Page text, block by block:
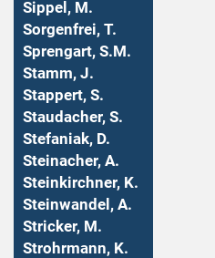
Sippel, M.
Sorgenfrei, T.
Sprengart, S.M.
Stamm, J.
Stappert, S.
Staudacher, S.
Stefaniak, D.
Steinacher, A.
Steinkirchner, K.
Steinwandel, A.
Stricker, M.
Strohrmann, K.